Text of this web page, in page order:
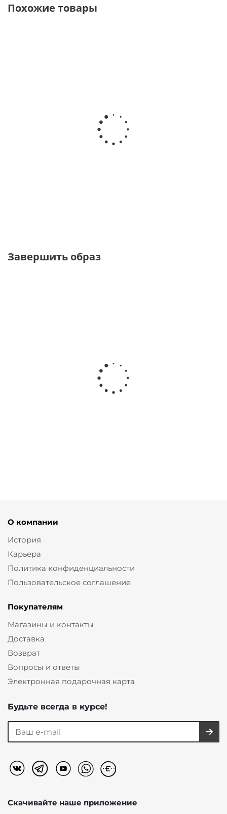
Похожие товары
Завершить образ
О компании
История
Карьера
Политика конфиденциальности
Пользовательское соглашение
Покупателям
Магазины и контакты
Доставка
Возврат
Вопросы и ответы
Электронная подарочная карта
Будьте всегда в курсе!
Скачивайте наше приложение